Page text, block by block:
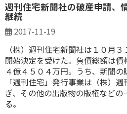
週刊住宅新聞社の破産申請、
継続
2017-11-19
（株）週刊住宅新聞社は１０月
開始決定を受けた。負債総額は
４億４５０４万円。うち、新聞の
「週刊住宅」発行事業は（株）
ぎ、その他の出版物の版権など
る。